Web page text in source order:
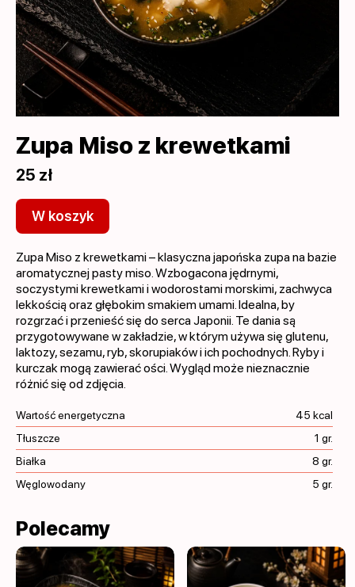
Zupa Miso z krewetkami
25 zł
W koszyk
Zupa Miso z krewetkami – klasyczna japońska zupa na bazie
aromatycznej pasty miso. Wzbogacona jędrnymi,
soczystymi krewetkami i wodorostami morskimi, zachwyca
lekkością oraz głębokim smakiem umami. Idealna, by
rozgrzać i przenieść się do serca Japonii. Te dania są
przygotowywane w zakładzie, w którym używa się glutenu,
laktozy, sezamu, ryb, skorupiaków i ich pochodnych. Ryby i
kurczak mogą zawierać ości. Wygląd może nieznacznie
różnić się od zdjęcia.
Wartość energetyczna
45 kcal
Tłuszcze
1 gr.
Białka
8 gr.
Węglowodany
5 gr.
Polecamy